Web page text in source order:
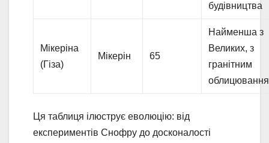
будівництва
Мікеріна
(Гіза)
Мікерін 65
Найменша з
Великих, з
гранітним
Ця таблиця ілюструє еволюцію: від
експериментів Снофру до досконалості